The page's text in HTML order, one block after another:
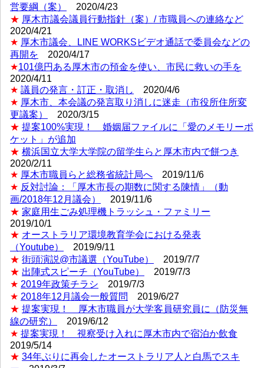
営要綱（案）
2020/4/23
★ 厚木市議会議員行動指針（案）/ 市職員への連絡など
2020/4/21
★ 厚木市議会、LINE WORKSビデオ通話で委員会などの
再開を
2020/4/17
★101億円ある厚木市の預金を使い、市民に救いの手を
2020/4/11
★ 議員の発言・訂正・取消し
2020/4/6
★ 厚木市、本会議の発言取り消しに迷走（市役所住所変
更議案）
2020/3/15
★ 提案100%実現！ 婚姻届ファイルに「愛のメモリーポ
ケット」が追加
★ 横浜国立大学大学院の留学生らと厚木市内で餅つき
2020/2/11
★ 厚木市職員らと総務省統計局へ
2019/11/6
★ 反対討論：「厚木市長の期数に関する陳情」（動
画/2018年12月議会）
2019/11/6
★ 家庭用生ごみ処理機トラッシュ・ファミリー
2019/10/1
★ オーストラリア環境教育学会における発表
（Youtube）
2019/9/11
★ 街頭演説@市議選（YouTube）
2019/7/7
★ 出陣式スピーチ（YouTube）
2019/7/3
★ 2019年政策チラシ
2019/7/3
★ 2018年12月議会一般質問
2019/6/27
★ 提案実現！ 厚木市職員が大学客員研究員に（防災無
線の研究）
2019/6/12
★ 提案実現！ 視察受け入れに厚木市内で宿泊か飲食
2019/5/14
★ 34年ぶりに再会したオーストラリア人と白馬でスキ